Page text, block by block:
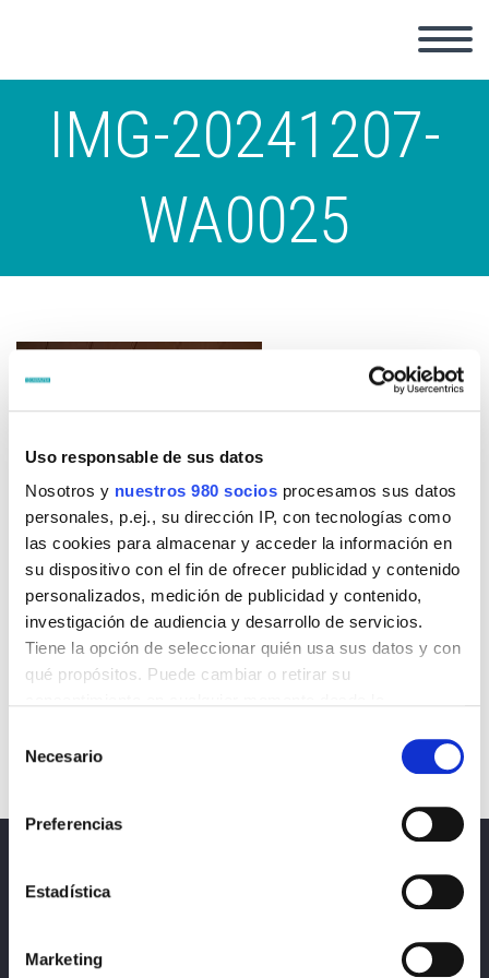
Uso responsable de sus datos
Nosotros y nuestros 980 socios procesamos sus datos
personales, p.ej., su dirección IP, con tecnologías como
las cookies para almacenar y acceder la información en
su dispositivo con el fin de ofrecer publicidad y contenido
personalizados, medición de publicidad y contenido,
investigación de audiencia y desarrollo de servicios.
Tiene la opción de seleccionar quién usa sus datos y con
qué propósitos. Puede cambiar o retirar su
consentimiento.
Obtenga más información sobre cómo se procesan sus
datos personales y establezca sus preferencias en la
consentimiento en cualquier momento en la Declaración
Las cookies de este sitio web se usan para personalizar
Necesario
Preferencias
Estadística
Marketing
IMG-20241207-
WA0025
cookies